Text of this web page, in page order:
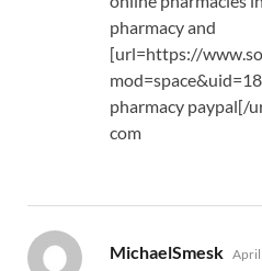
pharmacy and
[url=https://
pharmacy paypal[/
com
MichaelSmesk says:
April